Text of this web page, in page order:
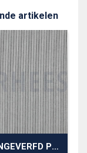
artikelen
GARENGEVERFD POPLIN STREPEN 3MM